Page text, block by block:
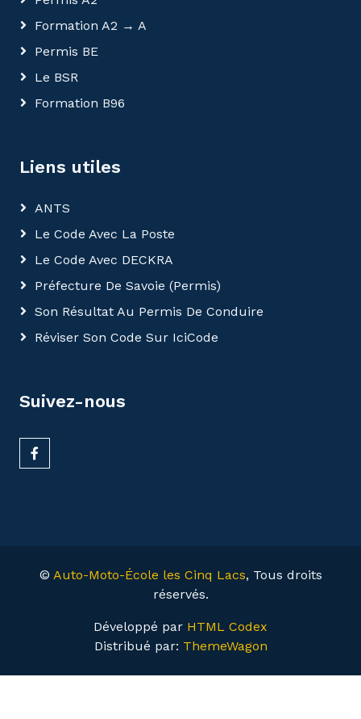
Formation A2 → A
Permis BE
Le BSR
Formation B96
Liens utiles
ANTS
Le Code Avec La Poste
Le Code Avec DECKRA
Préfecture De Savoie (permis)
Son Résultat Au Permis De Conduire
Réviser Son Code Sur IciCode
Suivez-nous
© Auto-Moto-École les Cinq Lacs, Tous droits
réservés.
Développé par HTML Codex
Distribué par: ThemeWagon